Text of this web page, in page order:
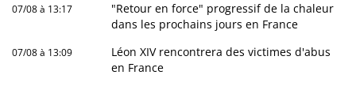
07/08 à 13:17
"Retour en force" progressif de la chaleur
dans les prochains jours en France
07/08 à 13:09
Léon XIV rencontrera des victimes d'abus
en France